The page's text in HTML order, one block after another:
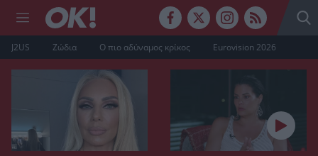
J2US Ζώδια Ο πιο αδύναμος κρίκος Eurovision 2026